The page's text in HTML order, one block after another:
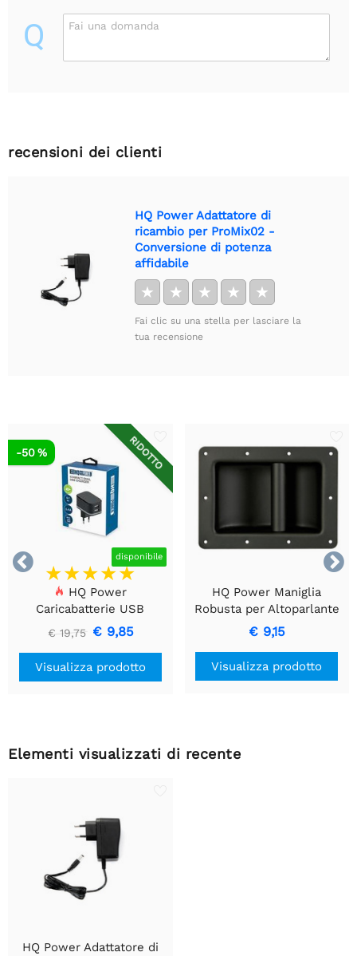
Q Fai una domanda
recensioni dei clienti
HQ Power Adattatore di
ricambio per ProMix02 -
Conversione di potenza
affidabile
★ ★ ★ ★ ★
Fai clic su una stella per lasciare la
tua recensione


RIDOTTO
disponibile
-50 %
HQ Power
Caricabatterie USB
compatto a 2 porte -
Ricarica intelligente da 17
W, nero
€ 19,75 € 9,85
Visualizza prodotto
HQ Power Maniglia
Robusta per Altoparlante
- Metallo Nero
€ 9,15
Visualizza prodotto
Elementi visualizzati di recente
HQ Power Adattatore di